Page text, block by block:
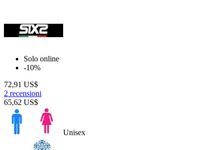
Solo online
-10%
72,91 US$
2 recensioni
65,62 US$
Unisex